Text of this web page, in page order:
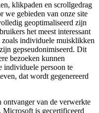
klikpaden en scrollgedrag
we gebieden van onze site
geoptimaliseerd zijn
het meest interessant
individuele muisklikken
gepseudonimiseerd. Dit
bezoeken kunnen
individuele persoon te
dat wordt gegenereerd
van de verwerkte
is gecertificeerd